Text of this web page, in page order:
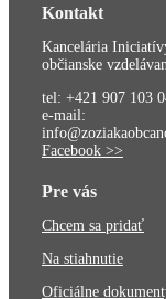
Kontakt
Kancelária
občianske
tel: +421 907 103
e-mail:
Facebook >>
Pre vás
Chcem sa pridať
Na stiahnutie
Oficiálne